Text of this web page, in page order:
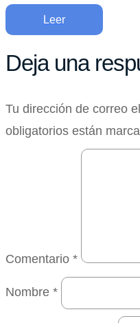
Leer
Deja una
Tu dirección de correo
obligatorios están
Comentario *
Nombre *